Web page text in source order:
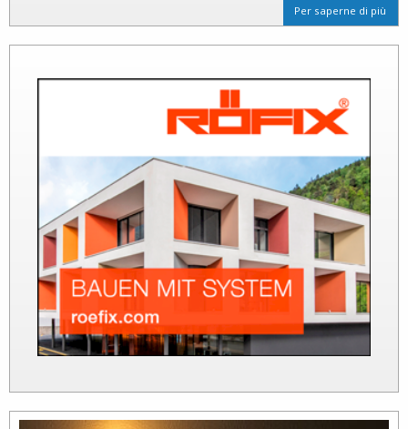
Per saperne di più